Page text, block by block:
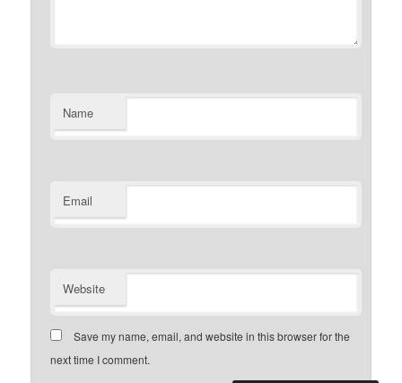
Name
Email
Website
Save my name, email, and website in this browser for the
next time I comment.